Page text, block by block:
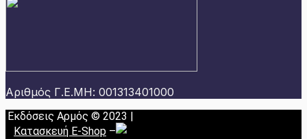
Αριθμός Γ.Ε.ΜΗ: 001313401000
Εκδόσεις Αρμός © 2023 |
Κατασκευή E-Shop –